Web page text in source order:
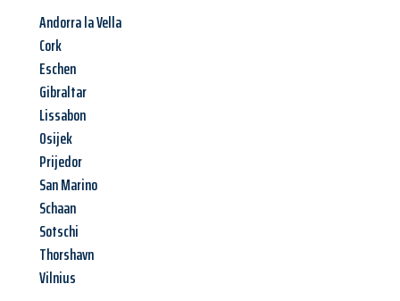
Andorra la Vella
Cork
Eschen
Gibraltar
Lissabon
Osijek
Prijedor
San Marino
Schaan
Sotschi
Thorshavn
Vilnius